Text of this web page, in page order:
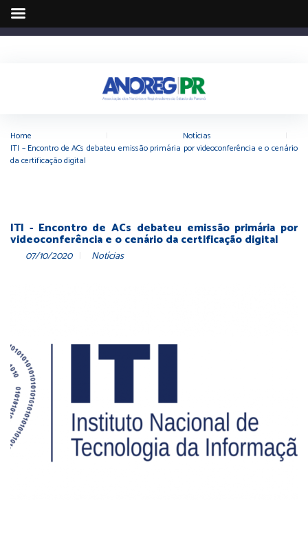
Home Notícias
ITI – Encontro de ACs debateu emissão primária por videoconferência e o cenário
da certificação digital
ITI - Encontro de ACs debateu emissão primária por
videoconferência e o cenário da certificação digital
07/10/2020 Notícias